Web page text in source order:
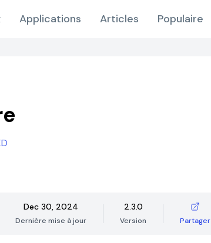
Applications Articles Populaire
Dec 30, 2024
Dernière mise à jour
2.3.0
Version Partager